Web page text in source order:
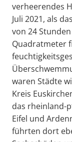
verheerendes
Juli 2021, als
von 24
Quadratmeter
waren Städte
Kreis
das rheinland-
Eifel und
führten dort